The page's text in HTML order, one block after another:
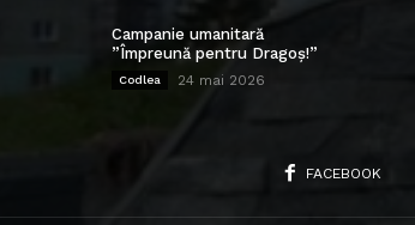
Campanie umanitară
”Împreună pentru Dragoș!”
Codlea 24 mai 2026
FACEBOOK